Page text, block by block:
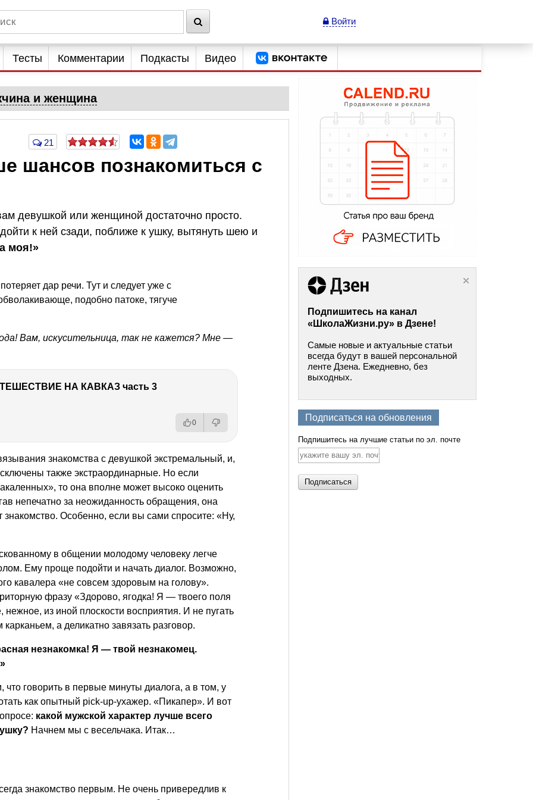
Войти
Тесты Комментарии Подкасты Видео
и женщина
21
шансов познакомиться с
девушкой или женщиной достаточно просто.
к ней сзади, поближе к ушку, вытянуть шею и
моя!»
дар речи. Тут и следует уже с
подобно патоке, тягуче
Вам, искусительница, так не кажется? Мне —
НА КАВКАЗ часть 3
0
знакомства с девушкой экстремальный, и,
также экстраординарные. Но если
то она вполне может высоко оценить
непечатно за неожиданность обращения, она
Особенно, если вы сами спросите: «Ну,
в общении молодому человеку легче
Ему проще подойти и начать диалог. Возможно,
кавалера «не совсем здоровым на голову».
фразу «Здорово, ягодка! Я — твоего поля
из иной плоскости восприятия. И не пугать
а деликатно завязать разговор.
незнакомка! Я — твой незнакомец.
что говорить в первые минуты диалога, а в том, у
как опытный pick-up-ухажер. «Пикапер». И вот
какой мужской характер лучше всего
Начнем мы с весельчака. Итак…
знакомство первым. Не очень привередлив к
Подпишитесь на канал
«ШколаЖизни.ру» в Дзене!
Самые новые и актуальные статьи
всегда будут в вашей персональной
ленте Дзена. Ежедневно, без
выходных.
Подписаться на обновления
Подпишитесь на лучшие статьи по эл. почте